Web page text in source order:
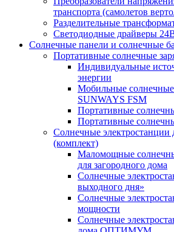
транспорта (самолетов
Разделительные
Светодиодные драйверы
Солнечные панели и солнечные
Портативные солнечные
Индивидуальные
энергии
Мобильные
SUNWAYS FSM
Портативные
Портативные
Солнечные электростанции
(комплект)
Маломощные
для загородного дома
Солнечные
выходного дня»
Солнечные
мощности
Солнечные